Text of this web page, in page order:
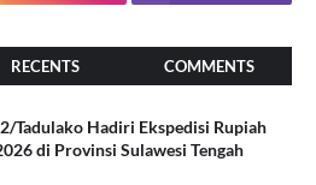
RECENTS COMMENTS
Tadulako Hadiri Ekspedisi Rupiah
di Provinsi Sulawesi Tengah